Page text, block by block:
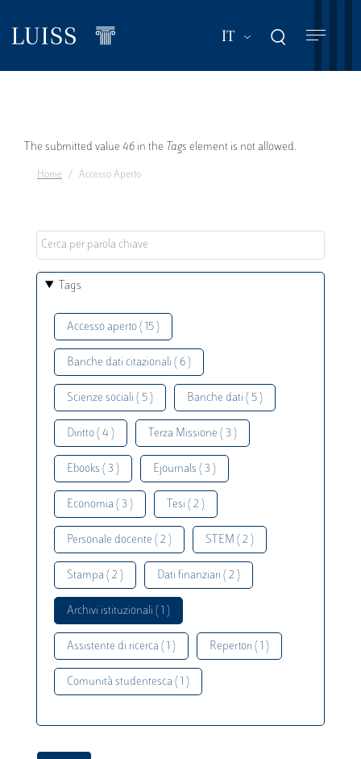
contenuto
IT Mostra ulteriori
Messaggio
di
The submitted value 46 in the Tags element is not allowed.
Home Accesso Aperto
Tags
Accesso aperto ( 15 )
Banche dati citazionali ( 6 )
Scienze sociali ( 5 ) Banche dati ( 5 )
Diritto ( 4 ) Terza Missione ( 3 )
Ebooks ( 3 ) Ejournals ( 3 )
Economia ( 3 ) Tesi ( 2 )
Personale docente ( 2 ) STEM ( 2 )
Stampa ( 2 ) Dati finanziari ( 2 )
Archivi istituzionali ( 1 )
Assistente di ricerca ( 1 ) Repertori ( 1 )
Comunità studentesca ( 1 )